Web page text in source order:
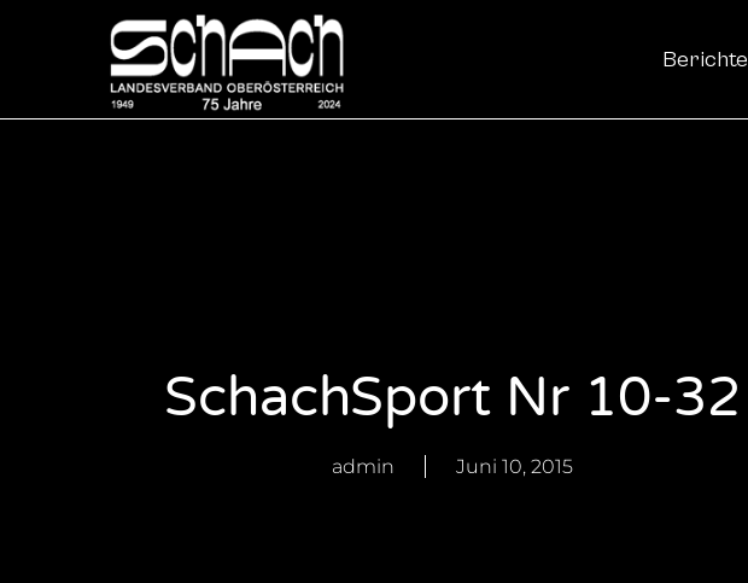
Berichte
SchachSport Nr 10-32
admin Juni 10, 2015